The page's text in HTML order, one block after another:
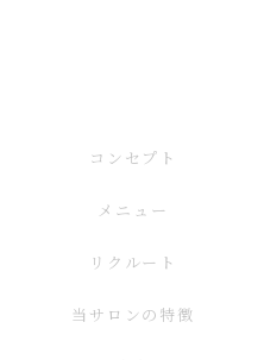
コンセプト
メニュー
リクルート
当サロンの特徴